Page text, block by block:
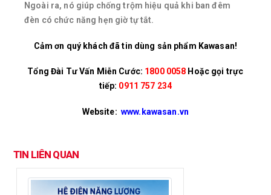
Ngoài ra, nó giúp chống trộm hiệu quả khi ban đêm
đèn có chức năng hẹn giờ tự tắt.
Cảm ơn quý khách đã tin dùng sản phẩm Kawasan!
Tổng Đài Tư Vấn Miễn Cước: 1800 0058 Hoặc gọi trực
tiếp: 0911 757 234
Website:www.kawasan.vn
TIN LIÊN QUAN